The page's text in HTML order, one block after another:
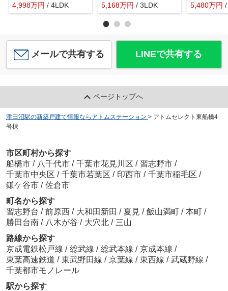
4,998万円 / 4LDK
5,168万円 / 3LDK 5,480万円
メールで共有する LINEで共有する
ページトップへ
津田沼駅の新築戸建て情報ならアトムステーション > アトムセレクト東船橋4
号棟
市区町村から探す
船橋市 / 八千代市 / 千葉市花見川区 / 習志野市 /
千葉市中央区 / 千葉市若葉区 / 印西市 / 千葉市稲毛区 /
鎌ケ谷市 / 佐倉市
町名から探す
習志野台 / 前原西 / 大和田新田 / 夏見 / 飯山満町 / 本町 /
勝田台南 / 八木が谷 / 大穴北 / 三山
路線から探す
京成電鉄松戸線 / 総武線 / 総武本線 / 京成本線 /
東葉高速鉄道 / 東武野田線 / 京葉線 / 東西線 / 武蔵野線 /
千葉都市モノレール
駅から探す